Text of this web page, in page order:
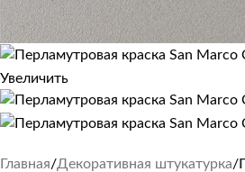
Увеличить
Главная Декоративная штукатурка